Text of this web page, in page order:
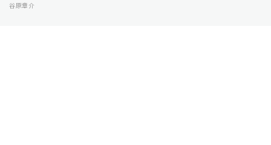
谷原章介